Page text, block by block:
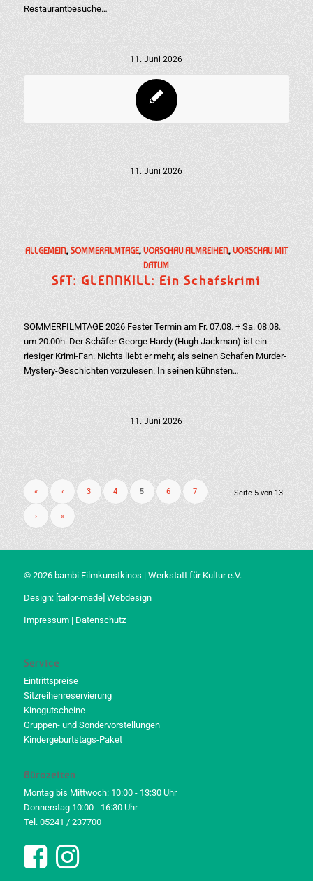
Restaurantbesuche…
11. Juni 2026
11. Juni 2026
ALLGEMEIN, SOMMERFILMTAGE, VORSCHAU FILMREIHEN, VORSCHAU MIT
DATUM
SFT: GLENNKILL: Ein Schafskrimi
SOMMERFILMTAGE 2026 Fester Termin am Fr. 07.08. + Sa. 08.08.
um 20.00h. Der Schäfer George Hardy (Hugh Jackman) ist ein
riesiger Krimi-Fan. Nichts liebt er mehr, als seinen Schafen Murder-
Mystery-Geschichten vorzulesen. In seinen kühnsten…
11. Juni 2026
Seite 5 von 13
« ‹ 3 4 5 6 7
› »
© 2026 bambi Filmkunstkinos | Werkstatt für Kultur e.V.
Design: [tailor-made] Webdesign
Impressum| Datenschutz
Service
Eintrittspreise
Sitzreihenreservierung
Kinogutscheine
Gruppen- und Sondervorstellungen
Kindergeburtstags-Paket
Bürozeiten
Montag bis Mittwoch: 10:00 - 13:30 Uhr
Donnerstag 10:00 - 16:30 Uhr
Tel. 05241 / 237700